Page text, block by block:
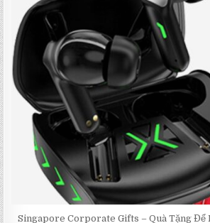
Singapore Corporate Gifts – Quà Tặng Để